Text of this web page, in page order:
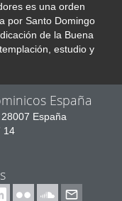
es una orden
por Santo Domingo
de la Buena
estudio y
España
España
14